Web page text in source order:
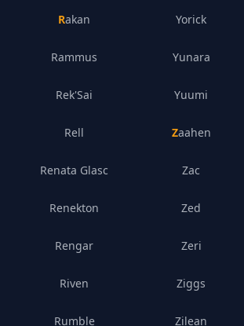
Rakan
Rammus
Rek'Sai
Rell
Renata Glasc
Renekton
Rengar
Riven
Rumble
Yorick
Yunara
Yuumi
Zaahen
Zac
Zed
Zeri
Ziggs
Zilean